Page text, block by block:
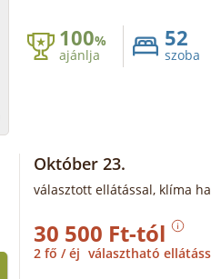
100%
ajánlja
52
szoba
Október 23.
választott ellátással, klíma
30 500 Ft-tól
2 fő / éj választható